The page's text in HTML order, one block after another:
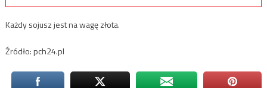
Każdy sojusz jest na wagę złota.
Źródło: pch24.pl